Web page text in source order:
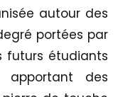
autour des
portées par
futurs étudiants
apportant des